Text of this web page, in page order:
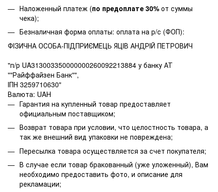
Наложенный платеж (по предоплате 30% от суммы
чека);
Безналичная форма оплаты: оплата на р/с (ФОП):
ФІЗИЧНА ОСОБА-ПІДПРИЄМЕЦЬ ЯЦІВ АНДРІЙ ПЕТРОВИЧ
"п/р UA313003350000000260092213884 у банку АТ
""Райффайзен Банк"",
ІПН 3259710630"
Валюта: UAH
Гарантия на купленный товар предоставляет
официальным поставщиком;
Возврат товара при условии, что целостность товара, а
так же внешний вид упаковки не повреждена;
Пересылка товара осуществляется за счет покупателя;
В случае если товар бракованный (уже уложенный), Вам
необходимо предоставить фото, и описание для
рекламации;